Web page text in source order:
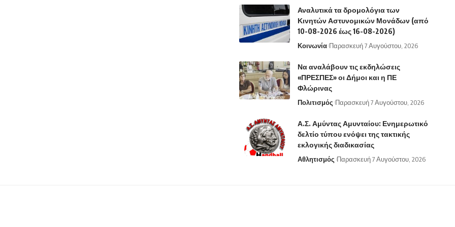
Αναλυτικά τα δρομολόγια των
Κινητών Αστυνομικών Μονάδων (από
10-08-2026 έως 16-08-2026)
Κοινωνία Παρασκευή 7 Αυγούστου, 2026
Να αναλάβουν τις εκδηλώσεις
«ΠΡΕΣΠΕΣ» οι Δήμοι και η ΠΕ
Φλώρινας
Πολιτισμός Παρασκευή 7 Αυγούστου, 2026
Α.Σ. Αμύντας Αμυνταίου: Ενημερωτικό
δελτίο τύπου ενόψει της τακτικής
εκλογικής διαδικασίας
Αθλητισμός Παρασκευή 7 Αυγούστου, 2026